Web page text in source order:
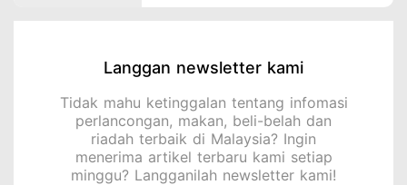
Langgan newsletter kami
Tidak mahu ketinggalan tentang infomasi
perlancongan, makan, beli-belah dan
riadah terbaik di Malaysia? Ingin
menerima artikel terbaru kami setiap
minggu? Langganilah newsletter kami!